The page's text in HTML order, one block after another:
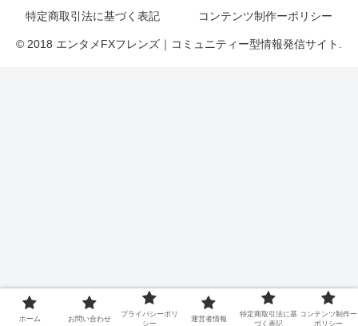
特定商取引法に基づく表記
コンテンツ制作ーポリシー
© 2018 エンタメFXフレンズ｜コミュニティー型情報発信サイト.
ホーム お問い合わせ
プライバシーポリ
シー
運営者情報
特定商取引法に基
づく表記
コンテンツ制作ー
ポリシー